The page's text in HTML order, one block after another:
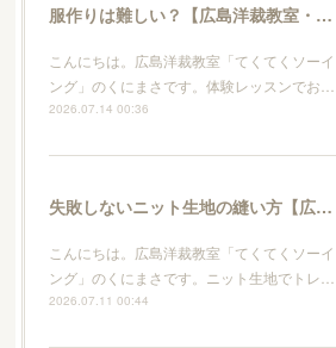
服作りは難しい？【広島洋裁教室・てくてくソーイング】
こんにちは。広島洋裁教室「てくてくソーイ
ング」のくにまさです。体験レッスンでお…
2026.07.14 00:36
失敗しないニット生地の縫い方【広島洋裁教室・てくてくソーイング】
こんにちは。広島洋裁教室「てくてくソーイ
ング」のくにまさです。ニット生地でトレ…
2026.07.11 00:44